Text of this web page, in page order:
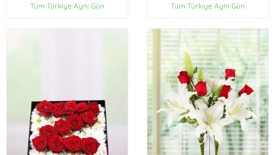
Tüm Türkiye Aynı Gün Tüm Türkiye Aynı Gün